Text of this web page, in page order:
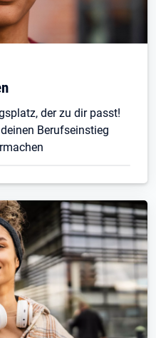
der zu dir passt!
Berufseinstieg